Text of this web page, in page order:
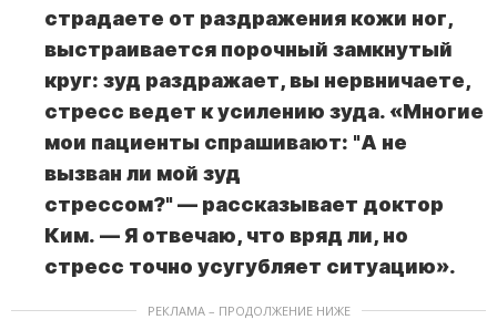
страдаете от раздражения кожи ног,
выстраивается порочный замкнутый
круг: зуд раздражает, вы нервничаете,
стресс ведет к усилению зуда. «Многие
мои пациенты спрашивают: "А не
вызван ли мой зуд
стрессом?" — рассказывает доктор
Ким. — Я отвечаю, что вряд ли, но
стресс точно усугубляет ситуацию».
РЕКЛАМА – ПРОДОЛЖЕНИЕ НИЖЕ